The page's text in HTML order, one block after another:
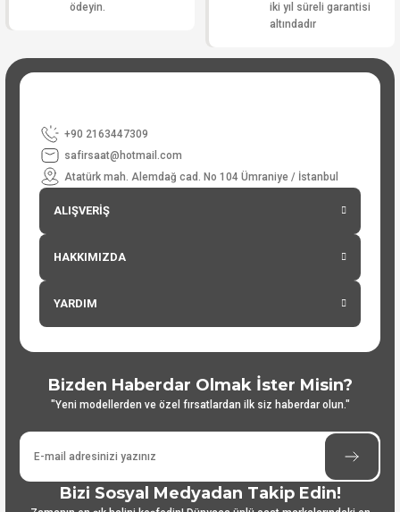
ödeyin.
iki yıl süreli garantisi
altındadır
+90 2163447309
safirsaat@hotmail.com
Atatürk mah. Alemdağ cad. No 104 Ümraniye / İstanbul
ALIŞVERİŞ
HAKKIMIZDA
YARDIM
Bizden Haberdar Olmak İster Misin?
"Yeni modellerden ve özel fırsatlardan ilk siz haberdar olun."
Bizi Sosyal Medyadan Takip Edin!